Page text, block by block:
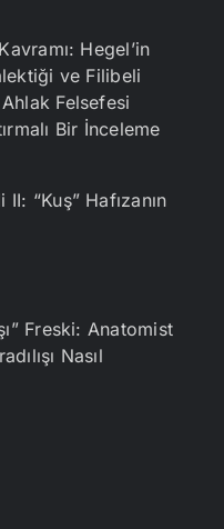
Hegel’in
ve Filibeli
Felsefesi
Bir İnceleme
“Kuş” Hafızanın
Freski: Anatomist
Nasıl